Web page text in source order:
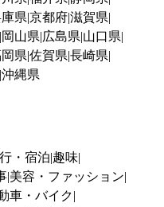
県 京都府滋賀県
岡山県 広島県 山口県
県 佐賀県 長崎県
沖縄県
・宿泊 趣味
美容・ファッション
車・バイク